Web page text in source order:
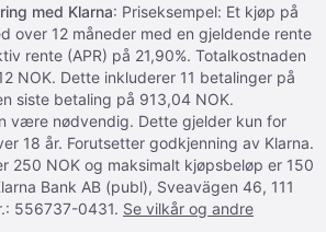
med Klarna: Priseksempel: Et kjøp på
over 12 måneder med en gjeldende rente
rente (APR) på 21,90%. Totalkostnaden
NOK. Dette inkluderer 11 betalinger på
siste betaling på 913,04 NOK.
være nødvendig. Dette gjelder kun for
18 år. Forutsetter godkjenning av Klarna.
250 NOK og maksimalt kjøpsbeløp er 150
Bank AB (publ), Sveavägen 46, 111
556737-0431. Se vilkår og andre